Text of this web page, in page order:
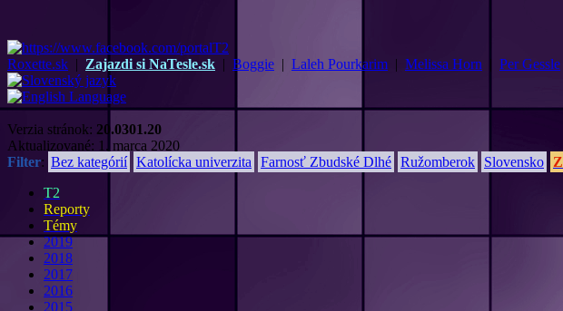
Roxette.sk | Zajazdi si NaTesle.sk | Boggie | Laleh Pourkarim | Melissa Horn Per Gessle
Verzia stránok: 20.0301.20
Aktualizované: 1. marca 2020
Filter: Bez kategórií Katolícka univerzita Farnosť Zbudské Dlhé Ružomberok Slovensko
T2
Reporty
Témy
2019
2018
2017
2016
2015